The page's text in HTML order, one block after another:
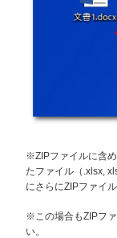
※ZIPファイルに含
たファイル（.xlsx,
にさらにZIPファイ
※この場合もZIPフ
い。